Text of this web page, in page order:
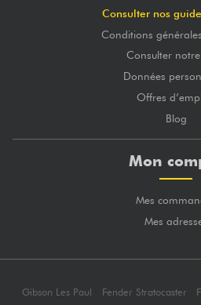
Consulter nos
Conditions
Consulter
Données
Offres
Blog
Mon
Mes
Mes
Gibson Les Paul Fender Stratocaster